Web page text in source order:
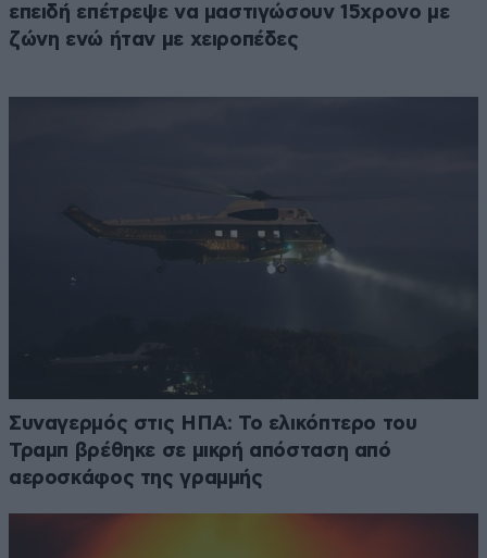
επειδή επέτρεψε να μαστιγώσουν 15χρονο με
ζώνη ενώ ήταν με χειροπέδες
Συναγερμός στις ΗΠΑ: Το ελικόπτερο του
Τραμπ βρέθηκε σε μικρή απόσταση από
αεροσκάφος της γραμμής